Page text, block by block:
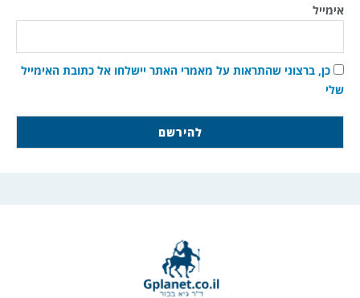
אימייל
כן, ברצוני שהתראות על מאמרי האתר יישלחו אל כתובת האימייל
שלי